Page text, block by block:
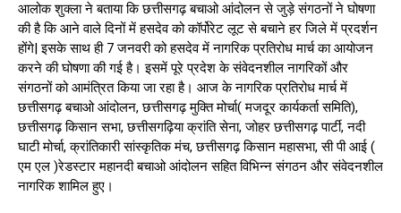
आलोक शुक्ला ने बताया कि छत्तीसगढ़ बचाओ आंदोलन से जुड़े संगठनों ने घोषणा
की है कि आने वाले दिनों में हसदेव को कॉर्पोरेट लूट से बचाने हर जिले में प्रदर्शन
होंगे| इसके साथ ही 7 जनवरी को हसदेव में नागरिक प्रतिरोध मार्च का आयोजन
करने की घोषणा की गई है। इसमें पूरे प्रदेश के संवेदनशील नागरिकों और
संगठनों को आमंत्रित किया जा रहा है। आज के नागरिक प्रतिरोध मार्च में
छत्तीसगढ़ बचाओ आंदोलन, छत्तीसगढ़ मुक्ति मोर्चा( मजदूर कार्यकर्ता समिति),
छत्तीसगढ़ किसान सभा, छत्तीसगढ़िया क्रांति सेना, जोहर छत्तीसगढ़ पार्टी, नदी
घाटी मोर्चा, क्रांतिकारी सांस्कृतिक मंच, छत्तीसगढ़ किसान महासभा, सी पी आई (
एम एल )रेडस्टार महानदी बचाओ आंदोलन सहित विभिन्न संगठन और संवेदनशील
नागरिक शामिल हुए।